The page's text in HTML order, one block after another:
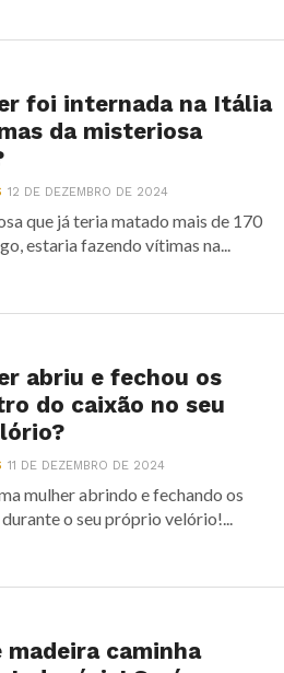
foi internada na Itália
da misteriosa
12 DE DEZEMBRO DE 2024
que já teria matado mais de 170
estaria fazendo vítimas na...
abriu e fechou os
do caixão no seu
11 DE DEZEMBRO DE 2024
mulher abrindo e fechando os
o seu próprio velório!...
madeira caminha